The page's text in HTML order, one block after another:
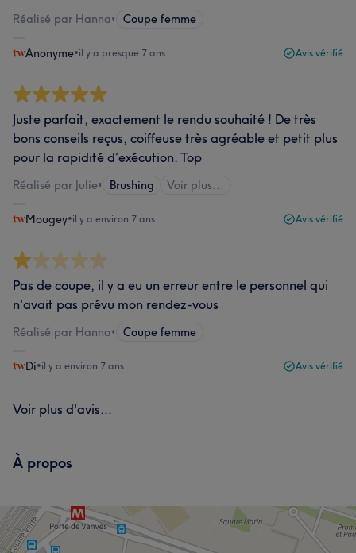
Réalisé par Hanna• Coupe femme
Anonyme•il y a presque 7 ans Avis vérifié
Juste parfait, exactement le rendu souhaité ! De très
bons conseils reçus, coiffeuse très agréable et petit plus
pour la rapidité d’exécution. Top
Réalisé par Julie• Brushing Voir plus...
Mougey•il y a environ 7 ans Avis vérifié
Pas de coupe, il y a eu un erreur entre le personnel qui
n'avait pas prévu mon rendez-vous
Réalisé par Hanna• Coupe femme
Di•il y a environ 7 ans Avis vérifié
Voir plus d'avis...
À propos